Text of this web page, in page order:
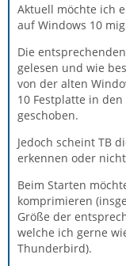
Aktuell möchte ich
auf Windows 10
Die
gelesen und wie
von der alten
10 Festplatte in
geschoben.
Jedoch scheint TB
erkennen oder
Beim Starten
komprimieren
Größe der
welche ich gerne
Thunderbird).